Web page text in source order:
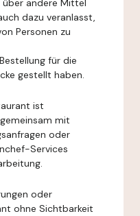
über andere Mittel
dazu veranlasst,
Personen zu
für die
gestellt haben.
ist
mit
oder
Services
oder
ohne Sichtbarkeit